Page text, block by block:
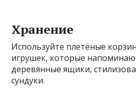
Хранение
Используйте плетёные
игрушек, которые
деревянные ящики,
сундуки.